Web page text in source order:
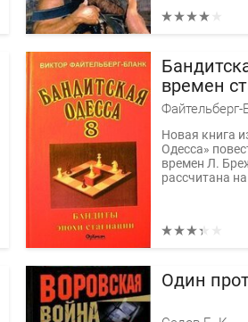
времен
Новая книга
Одесса»
времен Л.
рассчитана
Один